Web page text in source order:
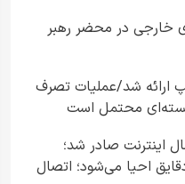
خارجی در محضر رهبر
ارائه شد/عملیات تصرف
محتمل است
اینترنت صادر شد؛
احیا می‌شود؛ اتصال